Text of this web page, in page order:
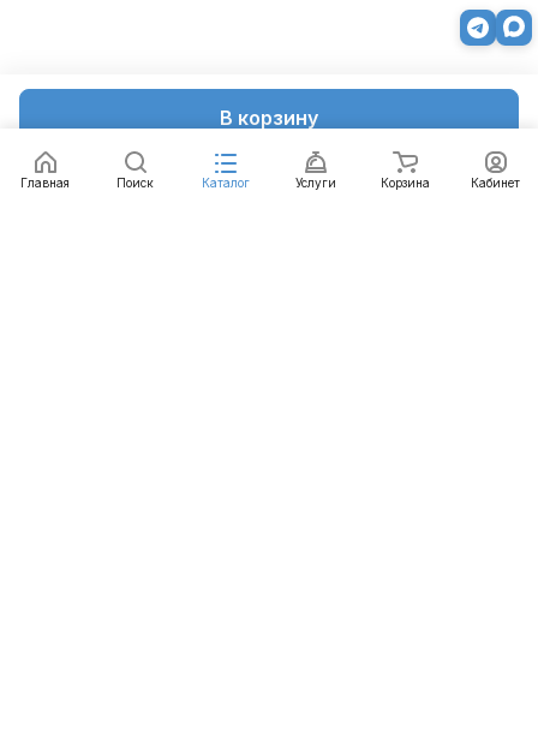
В корзину
Главная Поиск Каталог Услуги Корзина Кабинет